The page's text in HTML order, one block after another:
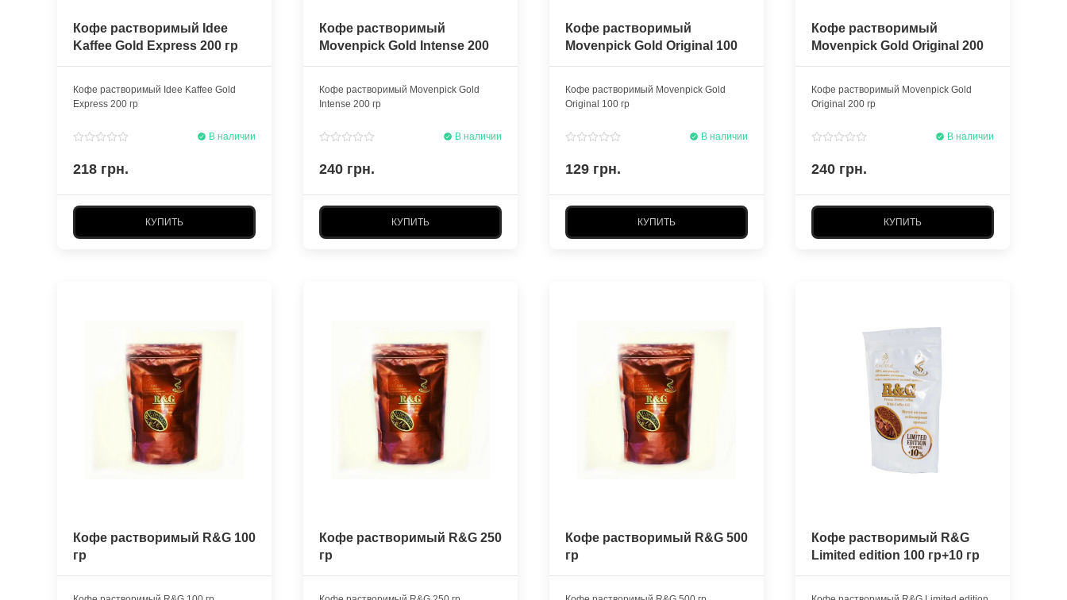
Кофе растворимый Idee
Kaffee Gold Express 200 гр
Кофе растворимый Idee Kaffee Gold
Express 200 гр
В наличии
218 грн.
КУПИТЬ
Кофе растворимый
Movenpick Gold Intense 200
гр
Кофе растворимый Movenpick Gold
Intense 200 гр
В наличии
240 грн.
КУПИТЬ
Кофе растворимый
Movenpick Gold Original 100
гр
Кофе растворимый Movenpick Gold
Original 100 гр
В наличии
129 грн.
КУПИТЬ
Кофе растворимый
Movenpick Gold Original 200
гр
Кофе растворимый Movenpick Gold
Original 200 гр
В наличии
240 грн.
КУПИТЬ
Кофе растворимый R&G 100
гр
Кофе растворимый R&G 250
гр
Кофе растворимый R&G 500
гр
Кофе растворимый R&G
Limited edition 100 гр+10 гр